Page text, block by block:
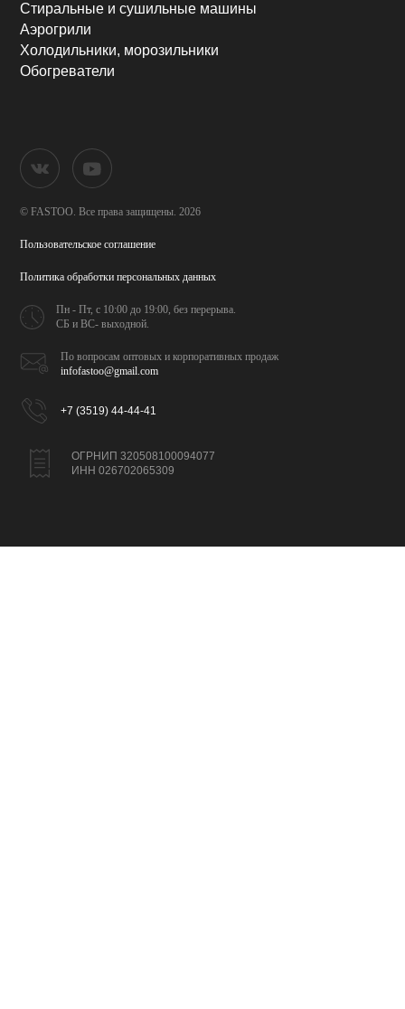
Стиральные и сушильные машины
Аэрогрили
Холодильники, морозильники
Обогреватели
© FASTOO. Все права защищены. 2026
Пользовательское соглашение
Политика обработкиперсональных данных
Пн - Пт, с 10:00 до 19:00,без перерыва.
СБ и ВС- выходной.
По вопросам оптовых икорпоративных продаж
infofastoo@gmail.com
+7 (3519) 44-44-41
ОГРНИП 320508100094077
ИНН 026702065309